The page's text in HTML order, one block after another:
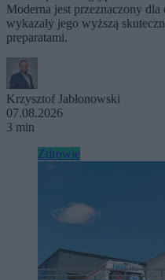
Moderna jest przeznaczony
wykazały jego wyższą
preparatami.
Krzysztof Jabłonowski
07.08.2026
3 min
Zdrowie